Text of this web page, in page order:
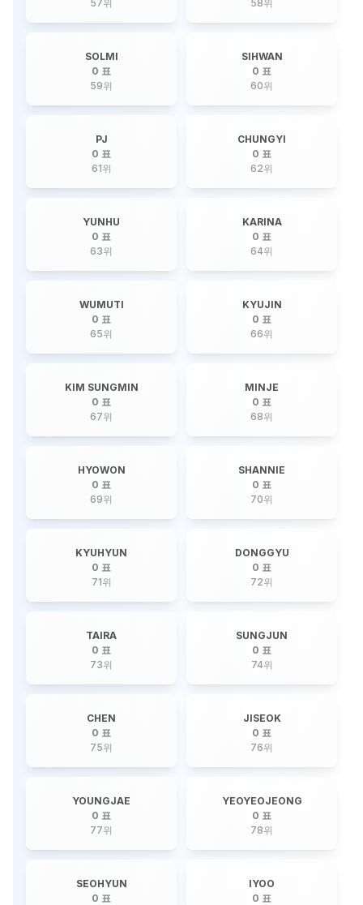
57위 58위
SOLMI
0 표
59위
SIHWAN
0 표
60위
PJ
0 표
61위
CHUNGYI
0 표
62위
YUNHU
0 표
63위
KARINA
0 표
64위
WUMUTI
0 표
65위
KYUJIN
0 표
66위
KIM SUNGMIN
0 표
67위
MINJE
0 표
68위
HYOWON
0 표
69위
SHANNIE
0 표
70위
KYUHYUN
0 표
71위
DONGGYU
0 표
72위
TAIRA
0 표
73위
SUNGJUN
0 표
74위
CHEN
0 표
75위
JISEOK
0 표
76위
YOUNGJAE
0 표
77위
YEOYEOJEONG
0 표
78위
SEOHYUN
0 표
IYOO
0 표